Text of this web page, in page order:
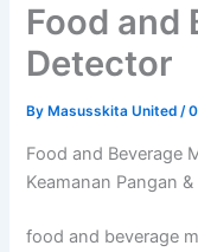
Food and
Detector
By Masusskita United/
Food and Beverage
Keamanan Pangan
food and beverage